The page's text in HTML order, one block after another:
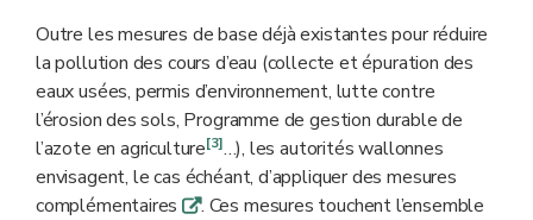
Outre les mesures de base déjà existantes pour réduire
la pollution des cours d’eau (collecte et épuration des
eaux usées, permis d’environnement, lutte contre
l’érosion des sols, Programme de gestion durable de
l’azote en agriculture[3]…), les autorités wallonnes
envisagent, le cas échéant, d’appliquer des mesures
complémentairesq. Ces mesures touchent l’ensemble